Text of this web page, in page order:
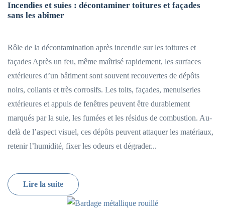
Incendies et suies : décontaminer toitures et façades
sans les abîmer
Rôle de la décontamination après incendie sur les toitures et
façades Après un feu, même maîtrisé rapidement, les surfaces
extérieures d’un bâtiment sont souvent recouvertes de dépôts
noirs, collants et très corrosifs. Les toits, façades, menuiseries
extérieures et appuis de fenêtres peuvent être durablement
marqués par la suie, les fumées et les résidus de combustion. Au-
delà de l’aspect visuel, ces dépôts peuvent attaquer les matériaux,
retenir l’humidité, fixer les odeurs et dégrader...
Lire la suite